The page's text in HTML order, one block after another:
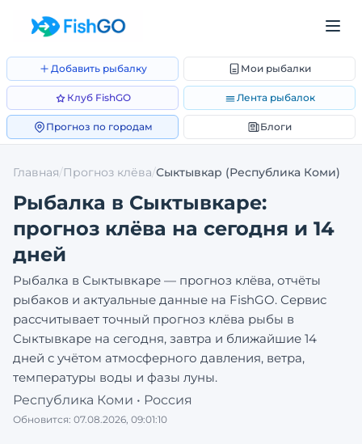
Добавить рыбалку Мои рыбалки
Клуб FishGO Лента рыбалок
Прогноз по городам Блоги
Главная/Прогноз клёва/Сыктывкар (Республика Коми)
Рыбалка в Сыктывкаре:
прогноз клёва на сегодня и 14
дней
Рыбалка в Сыктывкаре — прогноз клёва, отчёты
рыбаков и актуальные данные на FishGO. Сервис
рассчитывает точный прогноз клёва рыбы в
Сыктывкаре на сегодня, завтра и ближайшие 14
дней с учётом атмосферного давления, ветра,
температуры воды и фазы луны.
Республика Коми • Россия
Обновится: 07.08.2026, 09:01:10